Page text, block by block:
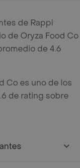
de Rappi
de Oryza Food Co
de 4.6
Co es uno de los
de rating sobre